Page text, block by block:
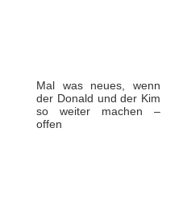
Mal was neues, wenn
der Donald und der Kim
so weiter machen –
offen